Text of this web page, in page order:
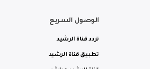
الوصول السريع
تردد قناة الرشيد
تطبيق قناة الرشيد